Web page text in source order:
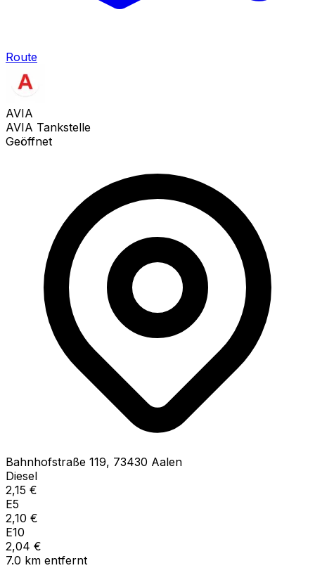
Route
AVIA
AVIA Tankstelle
Geöffnet
Bahnhofstraße 119, 73430 Aalen
Diesel
2,15 €
E5
2,10 €
E10
2,04 €
7.0 km entfernt